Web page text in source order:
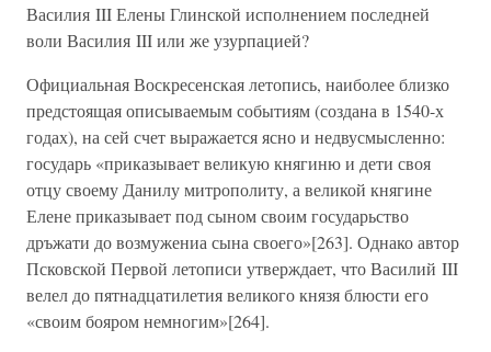
Василия III Елены Глинской исполнением последней
воли Василия III или же узурпацией?
Официальная Воскресенская летопись, наиболее близко
предстоящая описываемым событиям (создана в 1540-х
годах), на сей счет выражается ясно и недвусмысленно:
государь «приказывает великую княгиню и дети своя
отцу своему Данилу митрополиту, а великой княгине
Елене приказывает под сыном своим государьство
дръжати до возмужениа сына своего»[263]. Однако автор
Псковской Первой летописи утверждает, что Василий III
велел до пятнадцатилетия великого князя блюсти его
«своим бояром немногим»[264].